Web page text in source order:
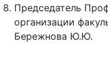
Председатель
организации
Бережнова Ю.Ю.